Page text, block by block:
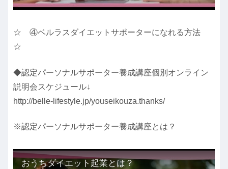
☆ ④ベルラスダイエットサポーターになれる方法
☆
◆認定パーソナルサポーター養成講座個別オンライン
説明会スケジュール↓
http://belle-lifestyle.jp/youseikouza.thanks/
※認定パーソナルサポーター養成講座とは？
おうちダイエット起業とは？